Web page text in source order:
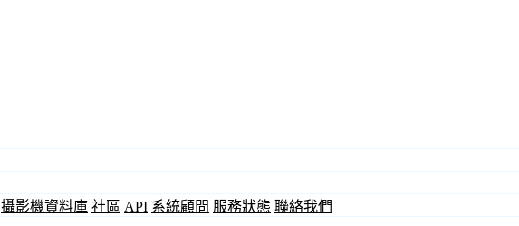
攝影機資料庫 社區 API 系統顧問 服務狀態 聯絡我們